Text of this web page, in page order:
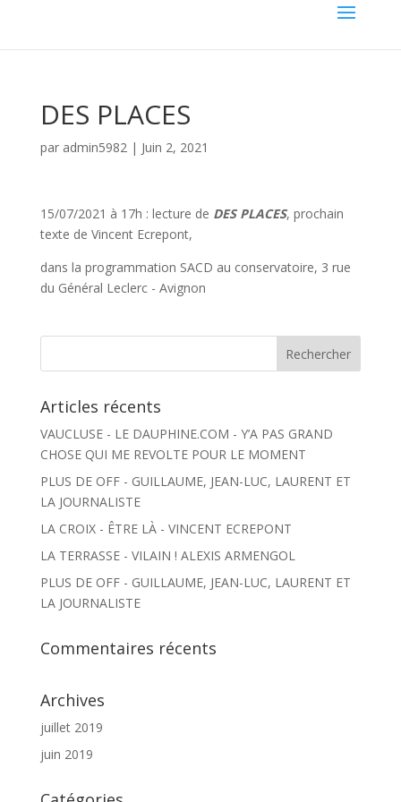
DES PLACES
par admin5982| Juin 2, 2021
15/07/2021 à 17h : lecture de DES PLACES, prochain
texte de Vincent Ecrepont,
dans la programmation SACD au conservatoire, 3 rue
du Général Leclerc - Avignon
Articles récents
VAUCLUSE - LE DAUPHINE.COM - Y’A PAS GRAND
CHOSE QUI ME REVOLTE POUR LE MOMENT
PLUS DE OFF - GUILLAUME, JEAN-LUC, LAURENT ET
LA JOURNALISTE
LA CROIX - ÊTRE LÀ - VINCENT ECREPONT
LA TERRASSE - VILAIN ! ALEXIS ARMENGOL
PLUS DE OFF - GUILLAUME, JEAN-LUC, LAURENT ET
LA JOURNALISTE
Commentaires récents
Archives
juillet 2019
juin 2019